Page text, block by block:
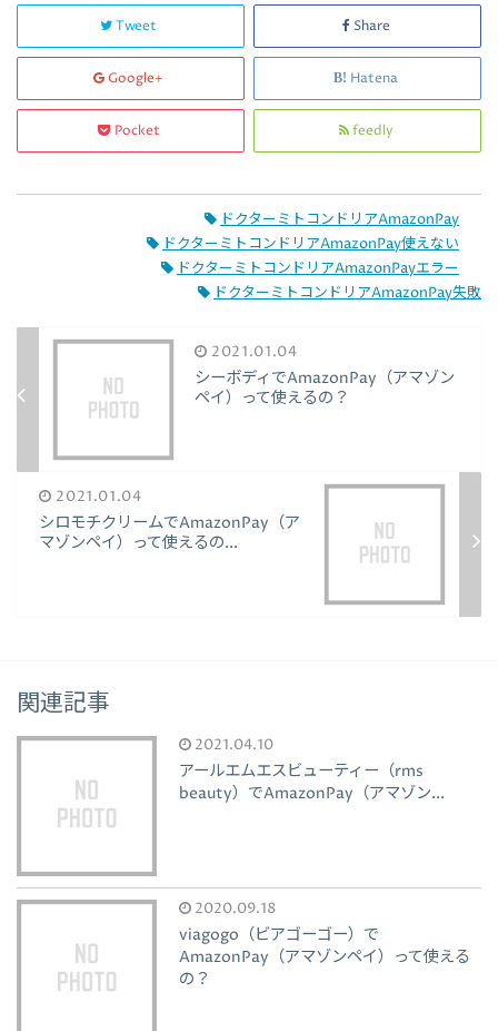
Tweet Share
Google+ Hatena
Pocket feedly
ドクターミトコンドリアAmazonPay
ドクターミトコンドリアAmazonPay使えない
ドクターミトコンドリアAmazonPayエラー
ドクターミトコンドリアAmazonPay失敗
2021.01.04
シーボディでAmazonPay（アマゾン
ペイ）って使えるの？
2021.01.04
シロモチクリームでAmazonPay（ア
マゾンペイ）って使えるの...
関連記事
2021.04.10
アールエムエスビューティー（rms
beauty）でAmazonPay（アマゾン...
2020.09.18
viagogo（ビアゴーゴー）で
AmazonPay（アマゾンペイ）って使える
の？